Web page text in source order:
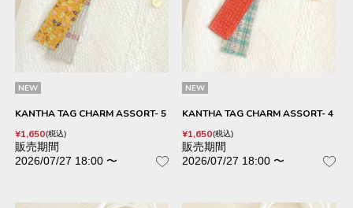
NEW
KANTHA TAG CHARM ASSORT- 5
¥1,650 税込
販売期間
2026/07/27 18:00 〜
NEW
KANTHA TAG CHARM ASSORT- 4
¥1,650 税込
販売期間
2026/07/27 18:00 〜